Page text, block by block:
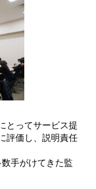
とってサービス提
評価し、説明責任
手がけてきた監